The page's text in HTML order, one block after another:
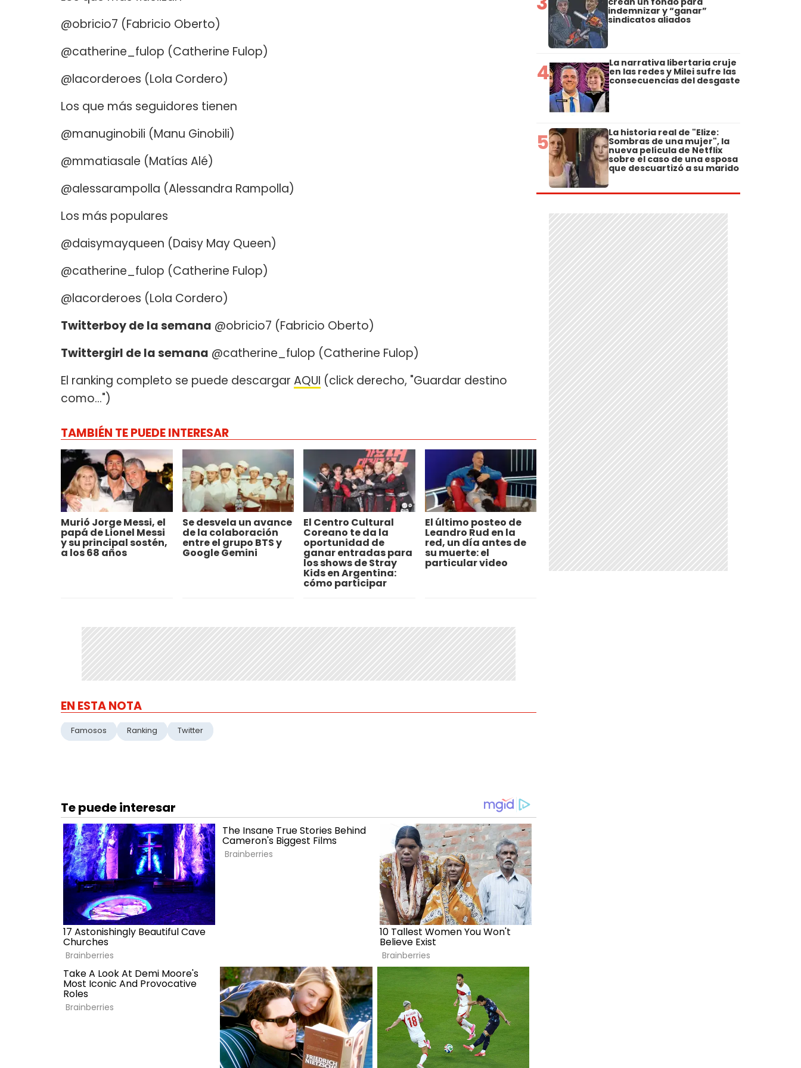
@obricio7 (Fabricio Oberto)
@catherine_fulop (Catherine Fulop)
@lacorderoes (Lola Cordero)
Los que más seguidores tienen
@manuginobili (Manu Ginobili)
@mmatiasale (Matías Alé)
@alessarampolla (Alessandra Rampolla)
Los más populares
@daisymayqueen (Daisy May Queen)
@catherine_fulop (Catherine Fulop)
@lacorderoes (Lola Cordero)
Twitterboy de la semana @obricio7 (Fabricio Oberto)
Twittergirl de la semana @catherine_fulop (Catherine Fulop)
El ranking completo se puede descargar AQUI (click derecho, "Guardar destino
como...")
TAMBIÉN TE PUEDE INTERESAR
Murió Jorge Messi, el
papá de Lionel Messi
y su principal sostén,
a los 68 años
Se desvela un avance
de la colaboración
entre el grupo BTS y
Google Gemini
El Centro Cultural
Coreano te da la
oportunidad de
ganar entradas para
los shows de Stray
Kids en Argentina:
cómo participar
El último posteo de
Leandro Rud en la
red, un día antes de
su muerte: el
particular video
EN ESTA NOTA
Famosos Ranking Twitter
indemnizar y “ganar”
sindicatos aliados
4 La narrativa libertaria cruje
en las redes y Milei sufre las
consecuencias del desgaste
5 La historia real de "Elize:
Sombras de una mujer", la
nueva película de Netflix
sobre el caso de una esposa
que descuartizó a su marido